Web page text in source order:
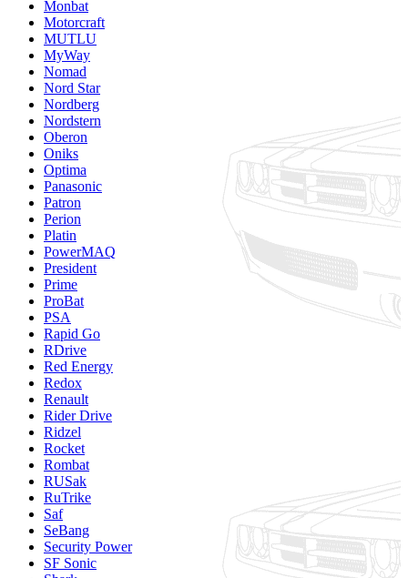
Monbat
Motorcraft
MUTLU
MyWay
Nomad
Nord Star
Nordberg
Nordstern
Oberon
Oniks
Optima
Panasonic
Patron
Perion
Platin
PowerMAQ
President
Prime
ProBat
PSA
Rapid Go
RDrive
Red Energy
Redox
Renault
Rider Drive
Ridzel
Rocket
Rombat
RUSak
RuTrike
Saf
SeBang
Security Power
SF Sonic